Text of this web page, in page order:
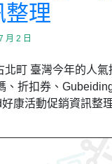
整理
月 2 日
北町 臺灣今年的人
、折扣券、
好康活動促銷資訊整